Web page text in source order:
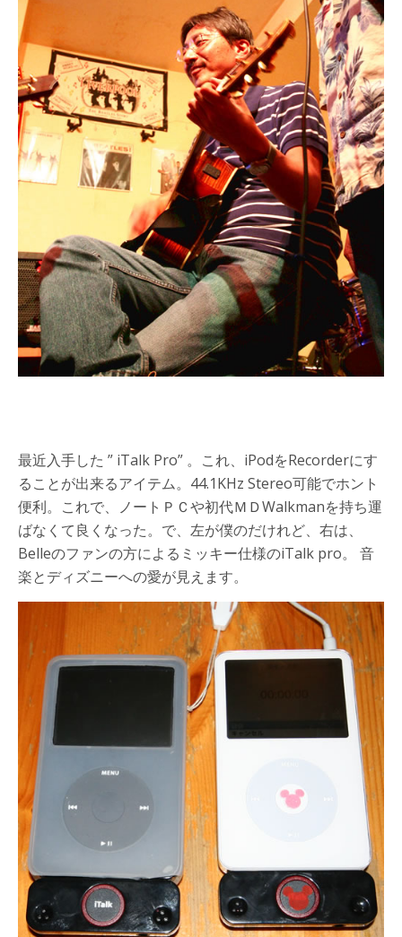
最近入手した ” iTalk Pro” 。これ、iPodをRecorderにす
ることが出来るアイテム。44.1KHz Stereo可能でホント
便利。これで、ノートＰＣや初代ＭＤWalkmanを持ち運
ばなくて良くなった。で、左が僕のだけれど、右は、
Belleのファンの方によるミッキー仕様のiTalk pro。 音
楽とディズニーへの愛が見えます。